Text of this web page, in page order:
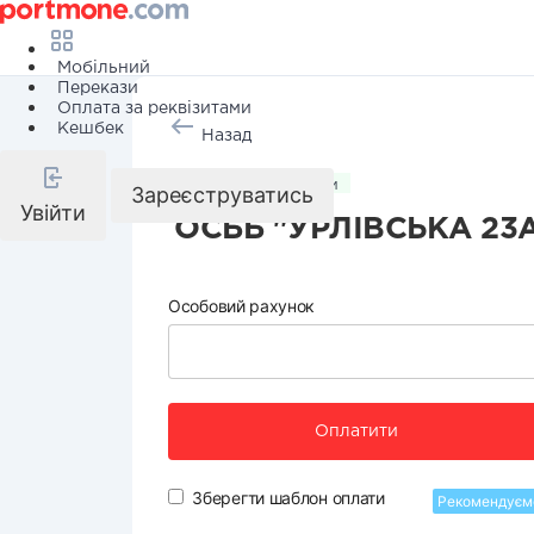
Мобільний
Перекази
Оплата за реквізитами
Кешбек
Увійти
Зареєструватись
Назад
Комунальні послуги
ОСББ "УРЛІВСЬКА
Особовий рахунок
Оплатити
Зберегти шаблон оплати